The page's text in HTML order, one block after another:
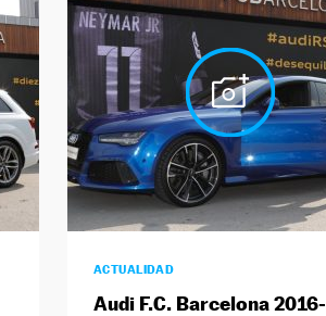
ACTUALIDAD
Audi F.C. Barcelona 2016-